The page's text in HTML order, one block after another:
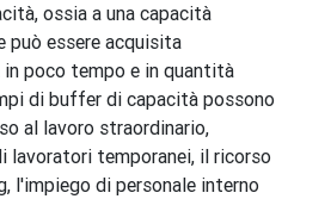
ossia a una capacità
può essere acquisita
in poco tempo e in quantità
di buffer di capacità possono
al lavoro straordinario,
lavoratori temporanei, il ricorso
l'impiego di personale interno